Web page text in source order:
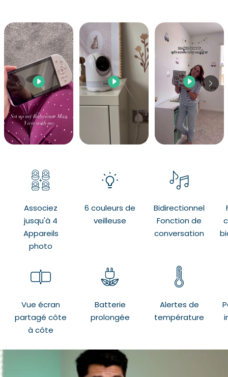
Associez
jusqu'à 4
Appareils
photo
6 couleurs de
veilleuse
Bidirectionnel
Fonction de
conversation
Vue écran
partagé côte
à côte
Batterie
prolongée
Alertes de
température